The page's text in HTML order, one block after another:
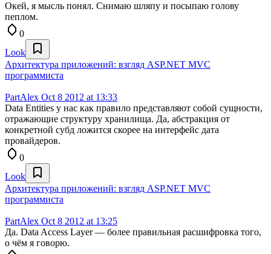
Окей, я мысль понял. Снимаю шляпу и посыпаю голову
пеплом.
0
Look
Архитектура приложений: взгляд ASP.NET MVC
программиста
PartAlex Oct 8 2012 at 13:33
Data Entities у нас как правило представляют собой сущности,
отражающие структуру хранилища. Да, абстракция от
конкретной субд ложится скорее на интерфейс дата
провайдеров.
0
Look
Архитектура приложений: взгляд ASP.NET MVC
программиста
PartAlex Oct 8 2012 at 13:25
Да. Data Access Layer — более правильная расшифровка того,
о чём я говорю.